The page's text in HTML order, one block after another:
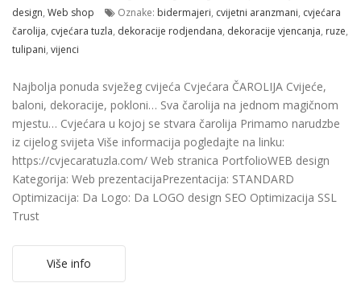
design, Web shop Oznake: bidermajeri, cvijetni aranzmani, cvjećara
čarolija, cvjećara tuzla, dekoracije rodjendana, dekoracije vjencanja, ruze,
tulipani, vijenci
Najbolja ponuda svježeg cvijeća Cvjećara ČAROLIJA Cvijeće,
baloni, dekoracije, pokloni… Sva čarolija na jednom magičnom
mjestu… Cvjećara u kojoj se stvara čarolija Primamo narudzbe
iz cijelog svijeta Više informacija pogledajte na linku:
https://cvjecaratuzla.com/ Web stranica PortfolioWEB design
Kategorija: Web prezentacijaPrezentacija: STANDARD
Optimizacija: Da Logo: Da LOGO design SEO Optimizacija SSL
Trust
Više info